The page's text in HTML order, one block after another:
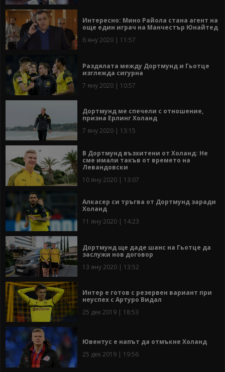
Интересно: Мино Райола стана агент на
още един играч на Манчестър Юнайтед
6 яну 2020 | 11:57
Раздялата между Дортмунд и Гьотце
изглежда сигурна
7 яну 2020 | 10:57
Дортмунд ме спечели с отношение,
призна Ерлинг Холанд
7 яну 2020 | 13:15
В Дортмунд възхитени от Холанд: Не
сме имали такъв от времето на
Левандовски
10 яну 2020 | 13:07
Алкасер си тръгва от Дортмунд заради
Холанд
11 яну 2020 | 14:23
Дортмунд ще даде шанс на Гьотце да
заслужи нов договор
13 яну 2020 | 13:52
Интер е готов с резервен вариант при
неуспех с Артуро Видал
25 дек 2019 | 18:53
Ювентус е напът да отмъкне Холанд
25 дек 2019 | 19:56